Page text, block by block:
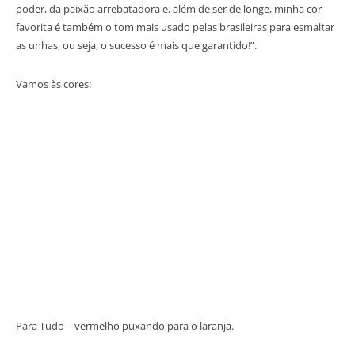
poder, da paixão arrebatadora e, além de ser de longe, minha cor
favorita é também o tom mais usado pelas brasileiras para esmaltar
as unhas, ou seja, o sucesso é mais que garantido!”.
Vamos às cores:
Para Tudo – vermelho puxando para o laranja.